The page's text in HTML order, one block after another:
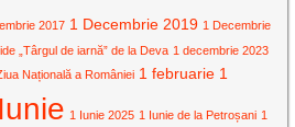
2017 1 Decembrie 2019 1 Decembrie
„Târgul de iarnă” de la Deva 1 decembrie 2023
Națională a României 1 februarie 1
1 Iunie 2025 1 Iunie de la Petroșani 1